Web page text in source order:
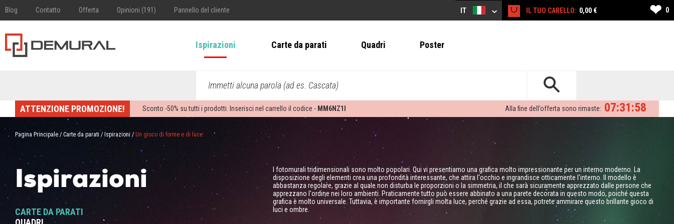
Blog Contatto Offerta Opinioni (191) Pannello del cliente IT IL TUO CARELLO: 0,00 € ❤ 0
Ispirazioni Carte da parati Quadri Poster
Immetti alcuna parola (ad es. Cascata)
ATTENZIONE PROMOZIONE! Sconto -50% su tutti i prodotti. Inserisci nel carrello il codice - MM6NZ1I 07:31:57
Alla fine dell’offerta sono rimaste:
Pagina Principale / Carte da parati / Ispirazioni / Un gioco di forme e di luce
Ispirazioni
CARTE DA PARATI
I fotomurali tridimensionali sono molto popolari. Qui vi presentiamo una grafica molto impressionante per un interno moderno. La
disposizione degli elementi crea una profondità interessante, che attira l'occhio e ingrandisce otticamente l'interno. Il modello è
abbastanza regolare, grazie al quale non disturba le proporzioni o la simmetria, il che sarà sicuramente apprezzato dalle persone che
apprezzano l'ordine nei loro ambienti. Praticamente tutto può essere abbinato a una parete decorata in questo modo, poiché questa
grafica è molto universale. Tuttavia, è importante fornirgli molta luce, perché grazie ad essa, potrete ammirare questo brillante gioco di
luci e ombre.